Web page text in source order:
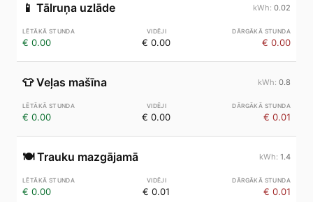
📱 Tālruņa uzlāde 0.02
€ 0.00 € 0.00 € 0.00
👕 Veļas mašīna 0.8
€ 0.00 € 0.00 € 0.01
🍽️ Trauku mazgājamā 1.4
€ 0.00 € 0.01 € 0.01